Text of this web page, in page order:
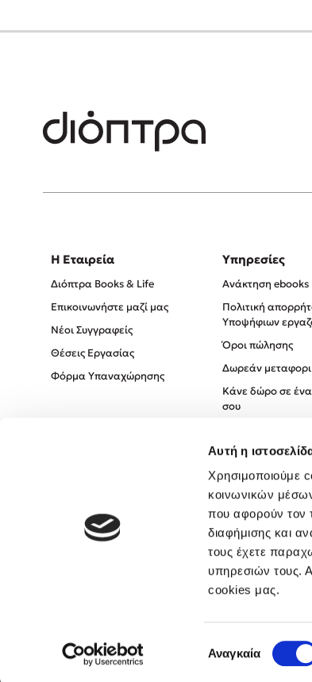
Αυτή η
Χρησιμοποιούμε
κοινωνικών
που αφορούν τον
διαφήμισης και
τους έχετε
υπηρεσιών τους.
cookies μας.
συγκατάθεσης
Αναγκαία
Η Εταιρεία
Διόπτρα Books & Life
Επικοινωνήστε μαζί μας
Νέοι Συγγραφείς
Θέσεις Εργασίας
Φόρμα Υπαναχώρησης
Υπηρεσίες
Ανάκτηση ebooks
Πολιτική
Υποψήφιων
Όροι πώλησης
Δωρεάν
Κάνε δώρο σε
σου
Πολιτική
Όροι χρήσης